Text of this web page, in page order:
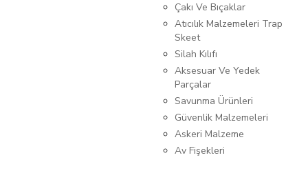
Çakı Ve Bıçaklar
Atıcılık Malzemeleri Trap
Skeet
Silah Kılıfı
Aksesuar Ve Yedek
Parçalar
Savunma Ürünleri
Güvenlik Malzemeleri
Askeri Malzeme
Av Fişekleri